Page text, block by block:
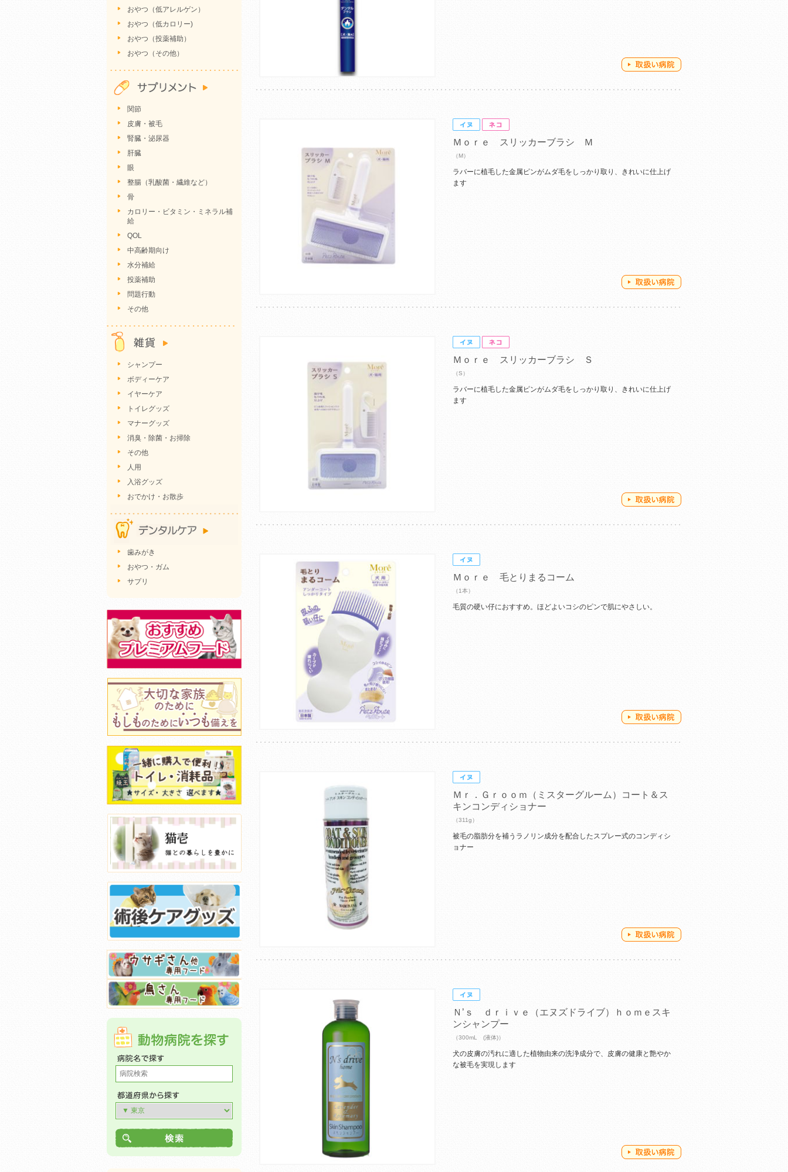
Ｍｏｒｅ スリッカーブラシ Ｍ
（M）
ラバーに植毛した金属ピンがムダ毛をしっかり取り、きれいに仕上げ
ます
Ｍｏｒｅ スリッカーブラシ Ｓ
（S）
ラバーに植毛した金属ピンがムダ毛をしっかり取り、きれいに仕上げ
ます
Ｍｏｒｅ 毛とりまるコーム
（1本）
毛質の硬い仔におすすめ。ほどよいコシのピンで肌にやさしい。
Ｍｒ．Ｇｒｏｏｍ（ミスターグルーム）コート＆ス
キンコンディショナー
（311g）
被毛の脂肪分を補うラノリン成分を配合したスプレー式のコンディシ
ョナー
Ｎ’ｓ ｄｒｉｖｅ（エヌズドライブ）ｈｏｍｅスキ
ンシャンプー
（300mL (液体)）
犬の皮膚の汚れに適した植物由来の洗浄成分で、皮膚の健康と艶やか
な被毛を実現します
おやつ（低アレルゲン）
おやつ（低カロリー)
おやつ（投薬補助）
おやつ（その他）
関節
皮膚・被毛
腎臓・泌尿器
肝臓
眼
整腸（乳酸菌・繊維など）
骨
カロリー・ビタミン・ミネラル補
給
QOL
中高齢期向け
水分補給
投薬補助
問題行動
その他
シャンプー
ボディーケア
イヤーケア
トイレグッズ
マナーグッズ
消臭・除菌・お掃除
その他
人用
入浴グッズ
おでかけ・お散歩
歯みがき
おやつ・ガム
サプリ